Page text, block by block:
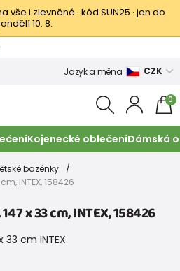
vše i zlevněné · kód SUN25 · jen do
10. 8.
Jazyk a měna CZK
0
Kojenecké oblečeníDámská
bazénky
INTEX, 158426
x 33 cm, INTEX, 158426
cm INTEX